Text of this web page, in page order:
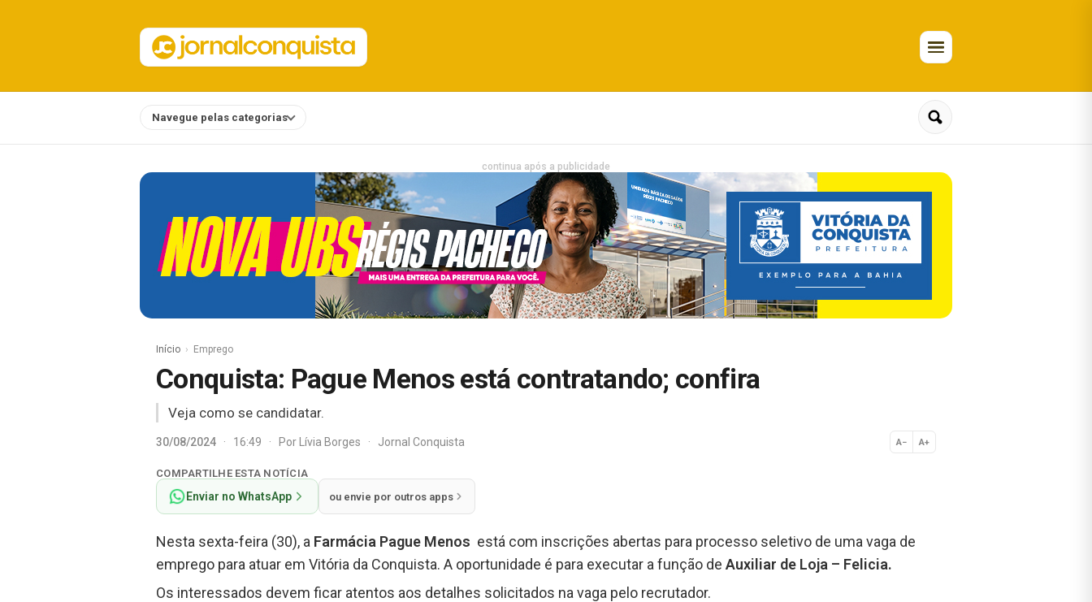
Navegue pelas categorias
continua após a publicidade
Início Emprego
Conquista: Pague Menos está contratando; confira
Veja como se candidatar.
30/08/2024 · 16:49 · PorLívia Borges · Jornal Conquista A− A+
Normal
COMPARTILHE ESTA NOTÍCIA
Enviar no WhatsApp ou envie por outros apps
Nesta sexta-feira (30), a Farmácia Pague Menos está com inscrições abertas para processo seletivo de uma vaga de
emprego para atuar em Vitória da Conquista. A oportunidade é para executar a função de Auxiliar de Loja – Felicia.
Os interessados devem ficar atentos aos detalhes solicitados na vaga pelo recrutador.